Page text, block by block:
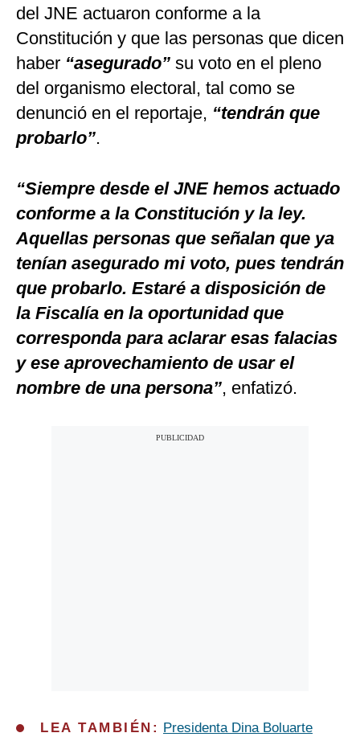
del JNE actuaron conforme a la
Constitución y que las personas que dicen
haber “asegurado” su voto en el pleno
del organismo electoral, tal como se
denunció en el reportaje, “tendrán que
probarlo”.
“Siempre desde el JNE hemos actuado
conforme a la Constitución y la ley.
Aquellas personas que señalan que ya
tenían asegurado mi voto, pues tendrán
que probarlo. Estaré a disposición de
la Fiscalía en la oportunidad que
corresponda para aclarar esas falacias
y ese aprovechamiento de usar el
nombre de una persona”, enfatizó.
LEA TAMBIÉN:
Presidenta Dina Boluarte